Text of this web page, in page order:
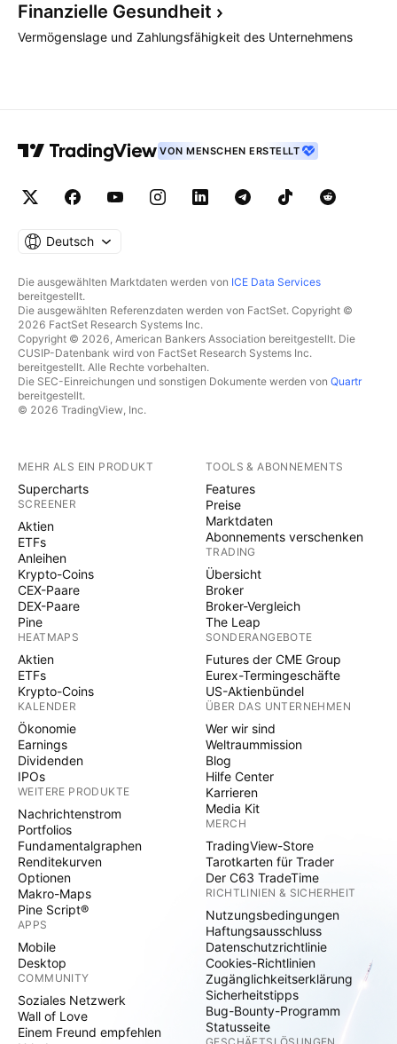
Finanzielle Gesundheit
Vermögenslage und Zahlungsfähigkeit des Unternehmens
VON MENSCHEN ERSTELLT
Deutsch
Die ausgewählten Marktdaten werden von ICE Data Services
bereitgestellt.
Die ausgewählten Referenzdaten werden von FactSet. Copyright ©
2026 FactSet Research Systems Inc.
Copyright © 2026, American Bankers Association bereitgestellt. Die
CUSIP-Datenbank wird von FactSet Research Systems Inc.
bereitgestellt. Alle Rechte vorbehalten.
Die SEC-Einreichungen und sonstigen Dokumente werden von Quartr
bereitgestellt.
© 2026 TradingView, Inc.
MEHR ALS EIN PRODUKT
Supercharts
SCREENER
Aktien
ETFs
Anleihen
Krypto-Coins
CEX-Paare
DEX-Paare
Pine
HEATMAPS
Aktien
ETFs
Krypto-Coins
KALENDER
Ökonomie
Earnings
Dividenden
IPOs
WEITERE PRODUKTE
Nachrichtenstrom
Portfolios
Fundamentalgraphen
Renditekurven
Optionen
Makro-Maps
Pine Script®
APPS
Mobile
Desktop
COMMUNITY
Soziales Netzwerk
Wall of Love
Einem Freund empfehlen
TOOLS & ABONNEMENTS
Features
Preise
Marktdaten
Abonnements verschenken
TRADING
Übersicht
Broker
Broker-Vergleich
The Leap
SONDERANGEBOTE
Futures der CME Group
Eurex-Termingeschäfte
US-Aktienbündel
ÜBER DAS UNTERNEHMEN
Wer wir sind
Weltraummission
Blog
Hilfe Center
Karrieren
Media Kit
MERCH
TradingView-Store
Tarotkarten für Trader
Der C63 TradeTime
RICHTLINIEN & SICHERHEIT
Nutzungsbedingungen
Haftungsausschluss
Datenschutzrichtlinie
Cookies-Richtlinien
Zugänglichkeitserklärung
Sicherheitstipps
Bug-Bounty-Programm
Statusseite